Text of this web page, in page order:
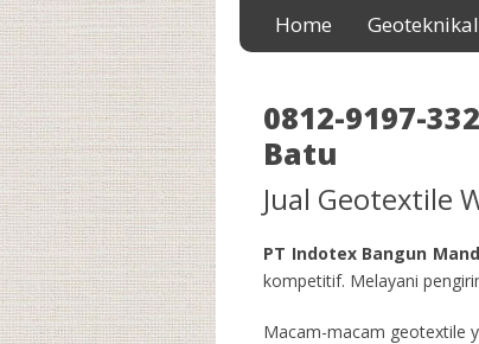
Home
0812-9197-
Batu
Jual Geotextile
PT Indotex Bangun
kompetitif. Melayani
Macam-macam geotextile